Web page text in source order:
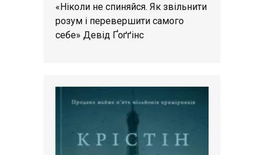
«Ніколи не спиняйся. Як звільнити
розум і перевершити самого
себе» Девід Ґоґґінс